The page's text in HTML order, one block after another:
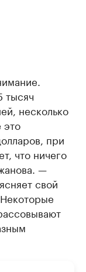
тысяч
несколько
это
при
что ничего
—
свой